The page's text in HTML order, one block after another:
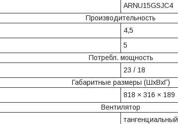
ARNU15GSJC4
Производительность
4,5
5
Потребл. мощность
23 / 18
Габаритные размеры (ШxВxГ)
818 × 316 × 189
Вентилятор
тангенциальный